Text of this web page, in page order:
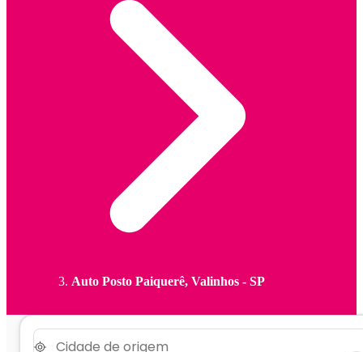
Auto Posto Paiquerê, Valinhos - SP